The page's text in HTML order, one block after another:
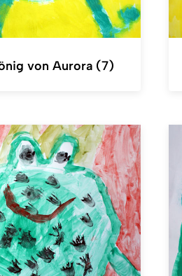
von Aurora (7)